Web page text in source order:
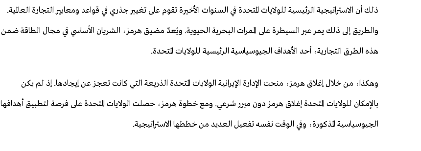
ذلك أن الاستراتيجية الرئيسية للولايات المتحدة في السنوات الأخيرة تقوم على تغيير جذري في قواعد ومعايير التجارة العالمية.
والطريق إلى ذلك يمر عبر السيطرة على الممرات البحرية الحيوية. ويُعدّ مضيق هرمز، الشريان الأساسي في مجال الطاقة ضمن
هذه الطرق التجارية، أحد الأهداف الجيوسياسية الرئيسية للولايات المتحدة.
وهكذا، من خلال إغلاق هرمز، منحت الإدارة الإيرانية الولايات المتحدة الذريعة التي كانت تعجز عن إيجادها. إذ لم يكن
بالإمكان للولايات المتحدة إغلاق هرمز دون مبرر شرعي. ومع خطوة هرمز، حصلت الولايات المتحدة على فرصة لتطبيق أهدافها
الجيوسياسية المذكورة، وفي الوقت نفسه تفعيل العديد من خططها الاستراتيجية.